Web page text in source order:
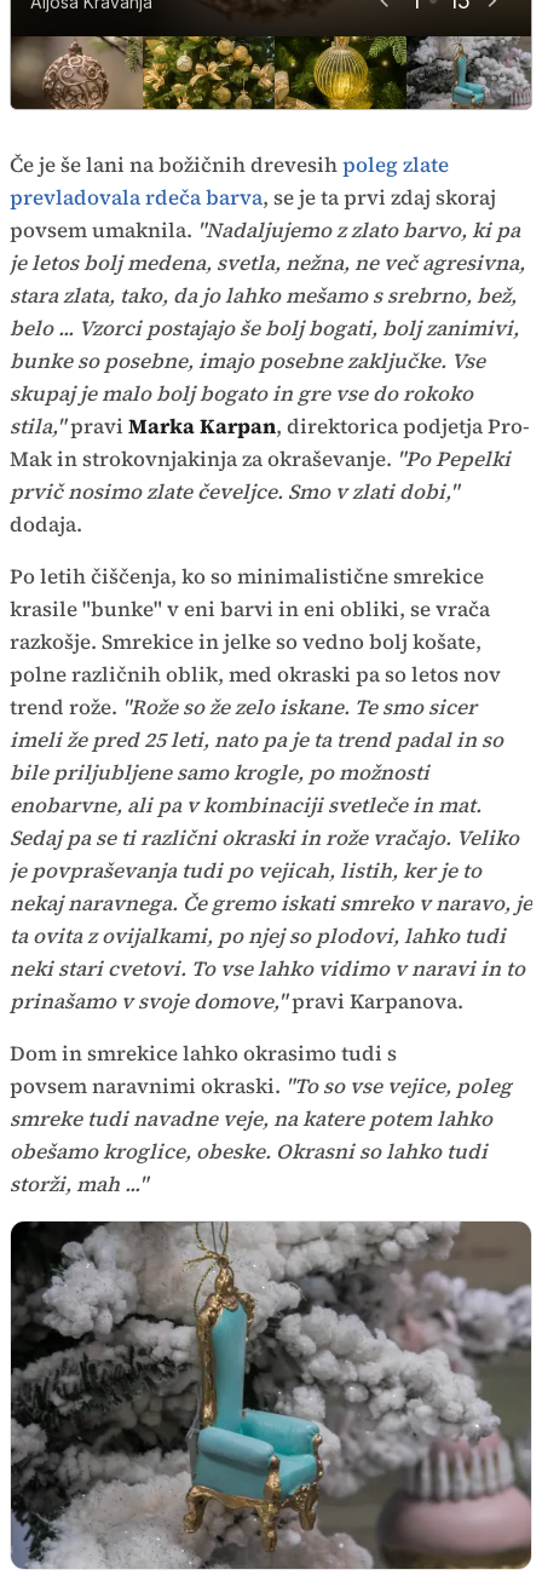
Če je še lani na božičnih drevesihpoleg zlate
prevladovala rdeča barva, se je ta prvi zdaj skoraj
povsem umaknila. "Nadaljujemo z zlato barvo, ki pa
je letos bolj medena, svetla, nežna, ne več agresivna,
stara zlata, tako, da jo lahko mešamo s srebrno, bež,
belo ... Vzorci postajajo še bolj bogati, bolj zanimivi,
bunke so posebne, imajo posebne zaključke. Vse
skupaj je malo bolj bogato in gre vse do rokoko
stila,"pravi Marka Karpan, direktorica podjetja Pro-
Mak in strokovnjakinja za okraševanje. "Po Pepelki
prvič nosimo zlate čeveljce. Smo v zlati dobi,"
dodaja.
Po letih čiščenja, ko so minimalistične smrekice
krasile "bunke" v eni barvi in eni obliki, se vrača
razkošje. Smrekice in jelke so vedno bolj košate,
polne različnih oblik, med okraski pa so letos nov
trend rože. "Rože so že zelo iskane. Te smo sicer
imeli že pred 25 leti, nato pa je ta trend padal in so
bile priljubljene samo krogle, po možnosti
enobarvne, ali pa v kombinaciji svetleče in mat.
Sedaj pa se ti različni okraski in rože vračajo. Veliko
je povpraševanja tudi po vejicah, listih, ker je to
nekaj naravnega. Če gremo iskati smreko v naravo, je
ta ovita z ovijalkami, po njej so plodovi, lahko tudi
neki stari cvetovi. To vse lahko vidimo v naravi in to
prinašamo v svoje domove,"pravi Karpanova.
Dom in smrekice lahko okrasimo tudi s
povsem naravnimi okraski. "To so vse vejice, poleg
smreke tudi navadne veje, na katere potem lahko
obešamo kroglice, obeske. Okrasni so lahko tudi
storži, mah ..."